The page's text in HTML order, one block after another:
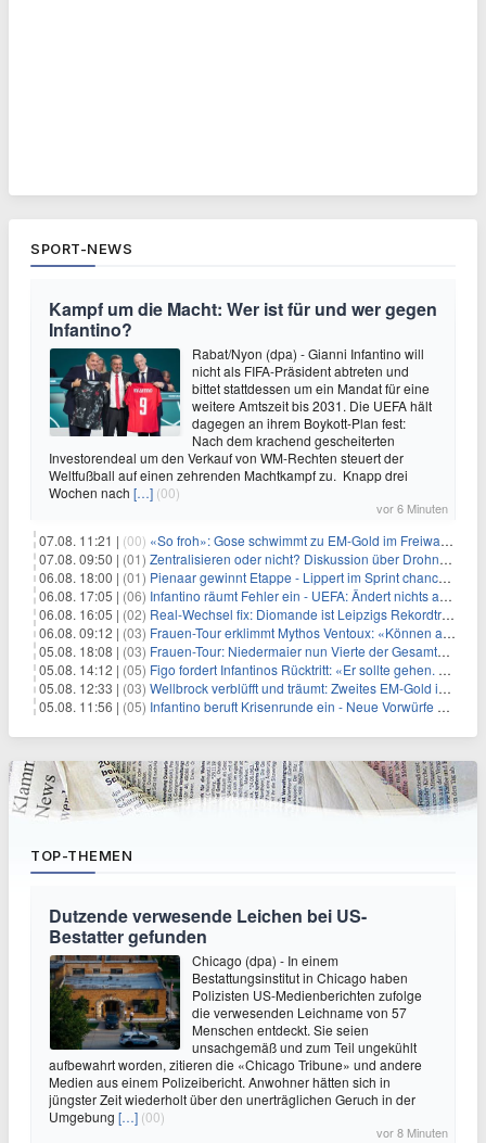
SPORT-NEWS
Kampf um die Macht: Wer ist für und wer gegen
Infantino?
Rabat/Nyon (dpa) - Gianni Infantino will
nicht als FIFA-Präsident abtreten und
bittet stattdessen um ein Mandat für eine
weitere Amtszeit bis 2031. Die UEFA hält
dagegen an ihrem Boykott-Plan fest:
Nach dem krachend gescheiterten
Investorendeal um den Verkauf von WM-Rechten steuert der
Weltfußball auf einen zehrenden Machtkampf zu. Knapp drei
Wochen nach […] (00)
vor 6 Minuten
07.08. 11:21 | (00) «So froh»: Gose schwimmt zu EM-Gold im Freiwasser
07.08. 09:50 | (01) Zentralisieren oder nicht? Diskussion über Drohnenabwehr
06.08. 18:00 | (01) Pienaar gewinnt Etappe - Lippert im Sprint chancenlos
06.08. 17:05 | (06) Infantino räumt Fehler ein - UEFA: Ändert nichts an Boykott
06.08. 16:05 | (02) Real-Wechsel fix: Diomande ist Leipzigs Rekordtransfer
06.08. 09:12 | (03) Frauen-Tour erklimmt Mythos Ventoux: «Können alles schaffen»
05.08. 18:08 | (03) Frauen-Tour: Niedermaier nun Vierte der Gesamtwertung
05.08. 14:12 | (05) Figo fordert Infantinos Rücktritt: «Er sollte gehen. Jetzt»
05.08. 12:33 | (03) Wellbrock verblüfft und träumt: Zweites EM-Gold in Paris
05.08. 11:56 | (05) Infantino beruft Krisenrunde ein - Neue Vorwürfe gegen FIFA
TOP-THEMEN
Dutzende verwesende Leichen bei US-
Bestatter gefunden
Chicago (dpa) - In einem
Bestattungsinstitut in Chicago haben
Polizisten US-Medienberichten zufolge
die verwesenden Leichname von 57
Menschen entdeckt. Sie seien
unsachgemäß und zum Teil ungekühlt
aufbewahrt worden, zitieren die «Chicago Tribune» und andere
Medien aus einem Polizeibericht. Anwohner hätten sich in
jüngster Zeit wiederholt über den unerträglichen Geruch in der
Umgebung […] (00)
vor 8 Minuten